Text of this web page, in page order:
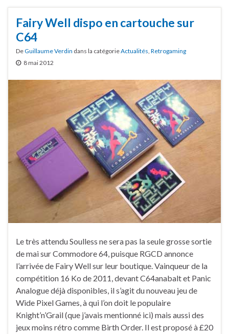
Fairy Well dispo en cartouche sur
C64
DeGuillaume Verdin dans la catégorieActualités Retrogaming
8 mai 2012
Le très attendu Soulless ne sera pas la seule grosse sortie
de mai sur Commodore 64, puisque RGCD annonce
l’arrivée de Fairy Well sur leur boutique. Vainqueur de la
compétition 16 Ko de 2011, devant C64anabalt et Panic
Analogue déjà disponibles, il s’agit du nouveau jeu de
Wide Pixel Games, à qui l’on doit le populaire
Knight’n’Grail (que j’avais mentionné ici) mais aussi des
jeux moins rétro comme Birth Order. Il est proposé à £20